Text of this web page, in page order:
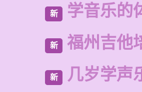
新 学音乐的
新 福州吉他
新 几岁学声